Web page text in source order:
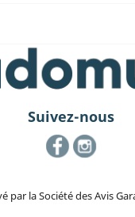
Suivez-nous
Facebook
par la Société des Avis